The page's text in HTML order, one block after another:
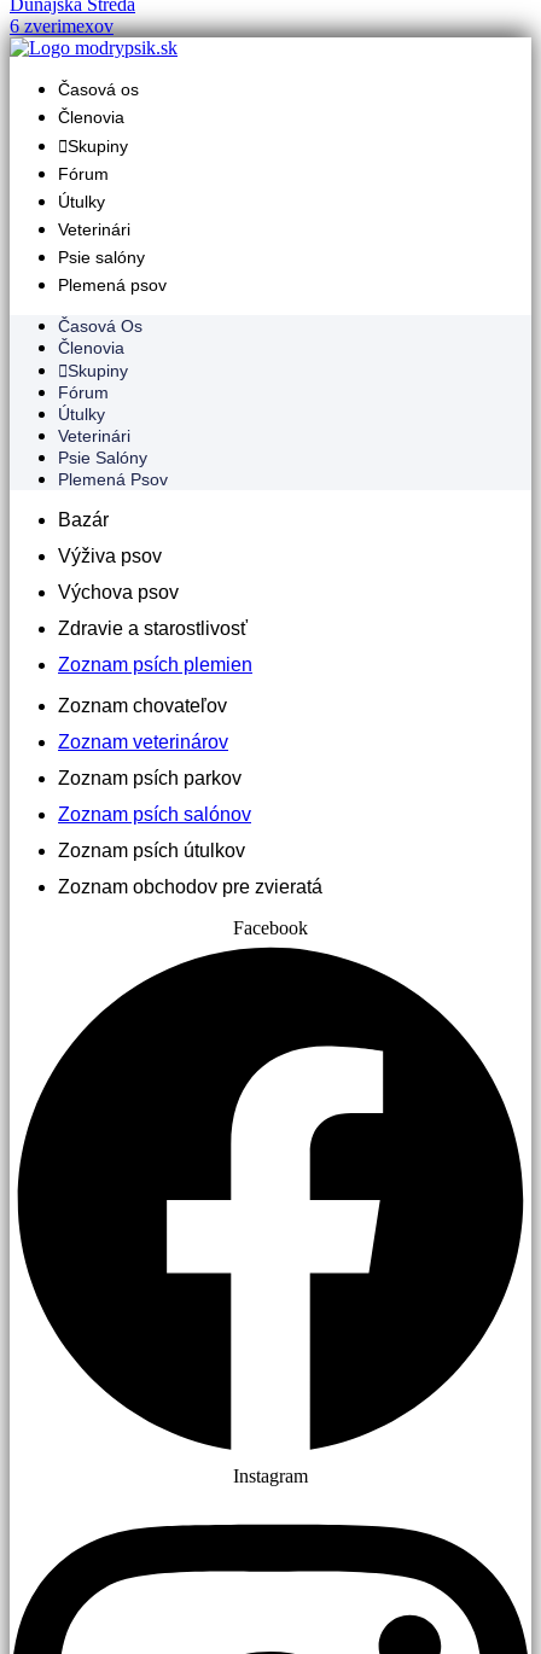
Dunajská Streda
6 zverimexov
Časová os
Členovia
Skupiny
Fórum
Útulky
Veterinári
Psie salóny
Plemená psov
Časová Os
Členovia
Skupiny
Fórum
Útulky
Veterinári
Psie Salóny
Plemená Psov
Bazár
Výživa psov
Výchova psov
Zdravie a starostlivosť
Zoznam psích plemien
Zoznam chovateľov
Zoznam veterinárov
Zoznam psích parkov
Zoznam psích salónov
Zoznam psích útulkov
Zoznam obchodov pre zvieratá
Facebook
Instagram